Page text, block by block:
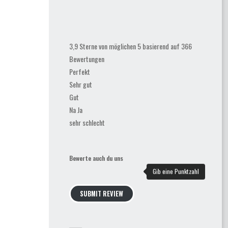
3,9 Sterne von möglichen 5 basierend auf 366
Bewertungen
Perfekt
Sehr gut
Gut
Na Ja
sehr schlecht
Bewerte auch du uns
SUBMIT REVIEW